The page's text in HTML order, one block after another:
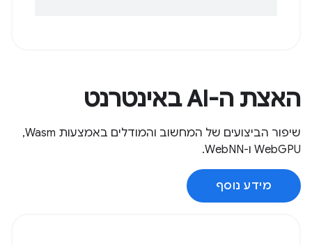
האצת ה-AI באינטרנט
שיפור הביצועים של המחשוב והמודלים באמצעות Wasm,‏
WebGPU ו-WebNN.
מידע נוסף